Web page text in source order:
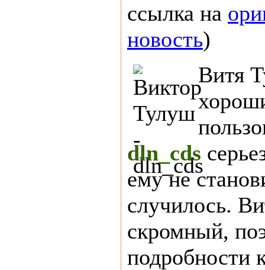
ссылка на
новость)
Витя
dln_cds
ему не
случилось.
скромный,
подробности